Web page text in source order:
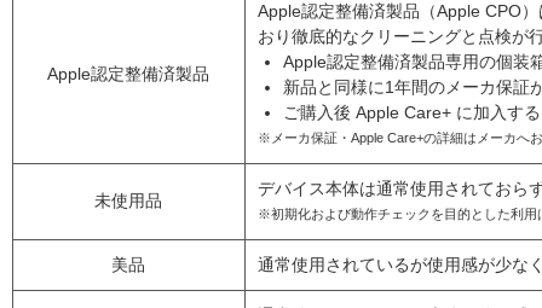
Apple認定整備済製品
Apple認定整備済製品（Apple CPO
おり徹底的なクリーニングと点検が
Apple認定整備済製品専用の個装
新品と同様に1年間のメーカ保証
ご購入後 Apple Care+ に加入す
※メーカ保証・Apple Care+の詳細はメーカへ
未使用品
デバイス本体は通常使用されておら
※初期化および動作チェックを目的とした利用
美品 通常使用されているが使用感が少な